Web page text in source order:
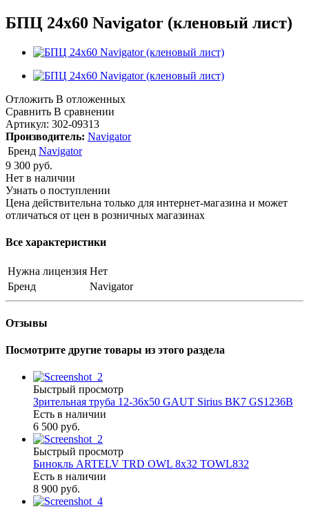
БПЦ 24х60 Navigator (кленовый лист)
Отложить В отложенных
Сравнить В сравнении
Артикул: 302-09313
Производитель: Navigator
Бренд Navigator
9 300 руб.
Нет в наличии
Узнать о поступлении
Цена действительна только для интернет-магазина и может
отличаться от цен в розничных магазинах
Все характеристики
Нужна лицензия Нет
Бренд
Navigator
Отзывы
Посмотрите другие товары из этого раздела
Быстрый просмотр
Зрительная труба 12-36х50 GAUT Sirius BK7 GS1236B
Есть в наличии
6 500 руб.
Быстрый просмотр
Бинокль ARTELV TRD OWL 8x32 TOWL832
Есть в наличии
8 900 руб.